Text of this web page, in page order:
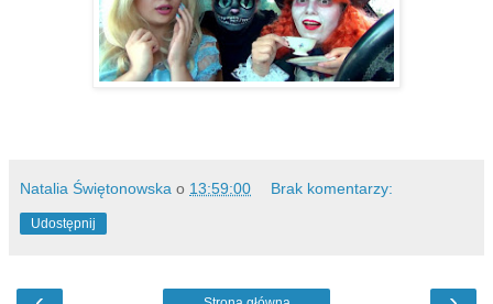
Natalia Świętonowska o 13:59:00 Brak komentarzy:
Udostępnij